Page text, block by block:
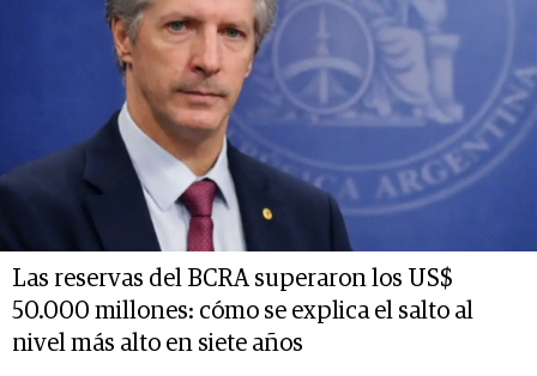
Las reservas del BCRA superaron los US$
50.000 millones: cómo se explica el salto al
nivel más alto en siete años